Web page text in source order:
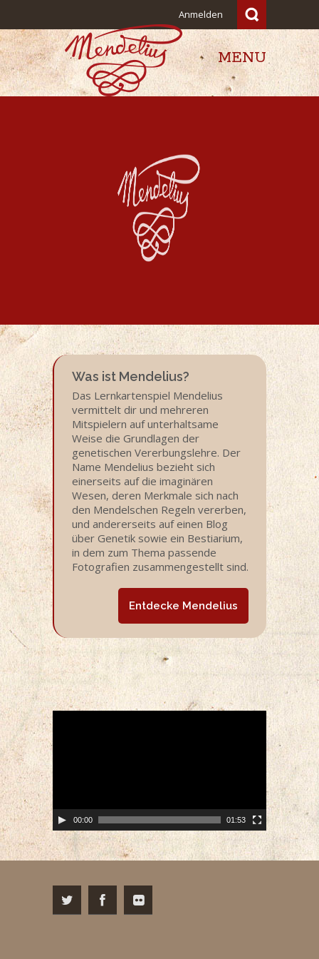
Anmelden
MENU
Was ist Mendelius?
Das Lernkartenspiel Mendelius
vermittelt dir und mehreren
Mitspielern auf unterhaltsame
Weise die Grundlagen der
genetischen Vererbungslehre. Der
Name Mendelius bezieht sich
einerseits auf die imaginären
Wesen, deren Merkmale sich nach
den Mendelschen Regeln vererben,
und andererseits auf einen Blog
über Genetik sowie ein Bestiarium,
in dem zum Thema passende
Fotografien zusammengestellt sind.
Entdecke Mendelius
00:00 01:53